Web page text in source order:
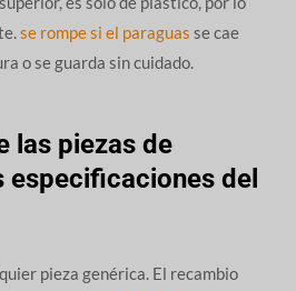
se rompe si el paraguas se cae
o se guarda sin cuidado.
las piezas de
especificaciones del
pieza genérica. El recambio